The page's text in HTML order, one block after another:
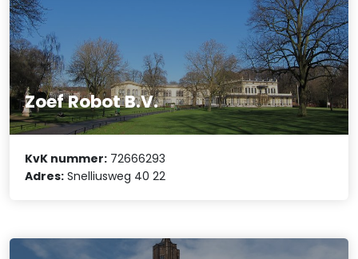
Zoef Robot B.V.
KvK nummer: 72666293
Adres: Snelliusweg 40 22